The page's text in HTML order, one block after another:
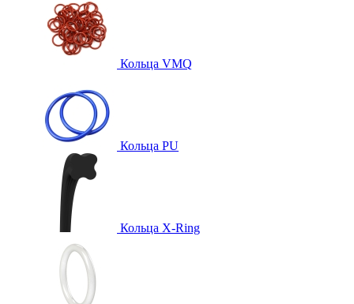
Кольца VMQ
Кольца PU
Кольца X-Ring